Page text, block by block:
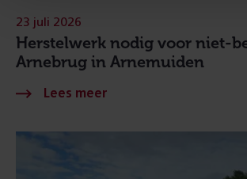
Herstelwerk nodig voor niet-
Arnebrug in Arnemuiden
23 juli 2026